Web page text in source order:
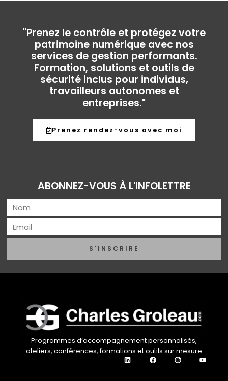
"Prenez le contrôle et protégez votre
patrimoine numérique avec nos
services de gestion performants.
Formation, solutions et outils de
sécurité inclus pour individus,
travailleurs autonomes et
entreprises."
Prenez rendez-vous avec moi
ABONNEZ-VOUS À L'INFOLETTRE
S'INSCRIRE
Programmes d’accompagnement personnalisés,
ateliers, conférences, formations et outils sur mesure